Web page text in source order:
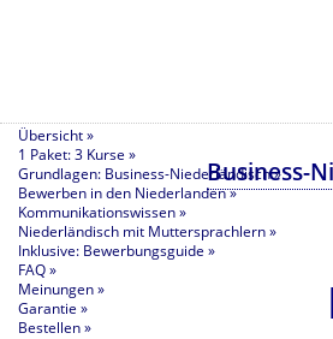
Business-
Übersicht »
1 Paket: 3 Kurse »
Grundlagen: Business-Niederländisch »
Bewerben in den Niederlanden »
Kommunikationswissen »
Niederländisch mit Muttersprachlern »
Inklusive: Bewerbungsguide »
FAQ »
Meinungen »
Garantie »
Bestellen »